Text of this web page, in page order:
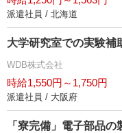
派遣社員 / 北海道
大学研究室での実験補
WDB株式会社
時給1,550円～1,750円
派遣社員 / 大阪府
「寮完備」電子部品